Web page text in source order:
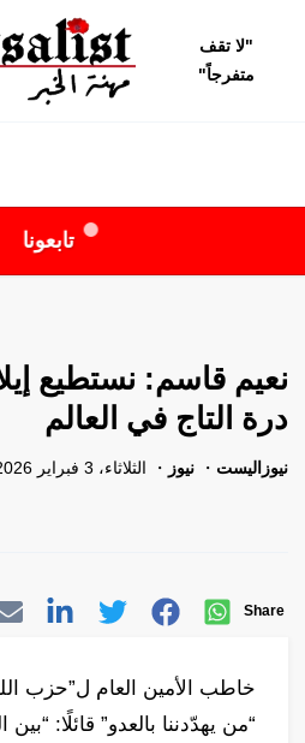
"لا تقف
متفرجاً"
تابعونا
نعيم قاسم: نستطيع
درة التاج في العالم
نيوزاليست نيوز الثلاثاء، 3 فبراير 2026
Share
خاطب الأمين العام ل”حزب
“من يهدّدننا بالعدو” قائلًا: